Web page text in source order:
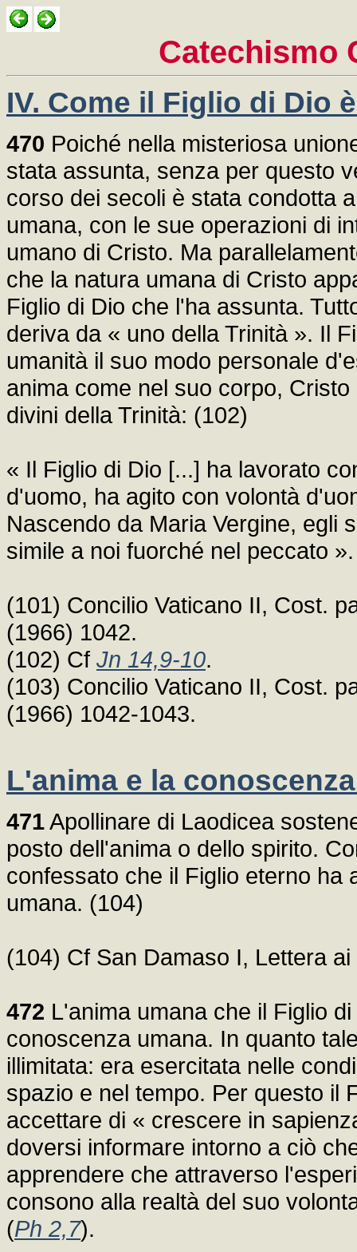
Catechismo
IV. Come il Figlio di Dio
470 Poiché nella misteriosa
stata assunta, senza per questo
corso dei secoli è stata condotta
umana, con le sue operazioni di
umano di Cristo. Ma
che la natura umana di Cristo
Figlio di Dio che l'ha assunta.
deriva da « uno della Trinità ». Il
umanità il suo modo personale
anima come nel suo corpo,
divini della Trinità: (102)
« Il Figlio di Dio [...] ha lavorato
d'uomo, ha agito con volontà
Nascendo da Maria Vergine, egli
simile a noi fuorché nel peccato
(101) Concilio Vaticano II, Cost.
(1966) 1042.
(102) Cf Jn 14,9-10.
(103) Concilio Vaticano II, Cost.
(1966) 1042-1043.
L'anima e la
471Apollinare di Laodicea
posto dell'anima o dello spirito.
confessato che il Figlio eterno ha
umana. (104)
(104) Cf San Damaso I, Lettera
472 L'anima umana che il Figlio
conoscenza umana. In quanto
illimitata: era esercitata nelle
spazio e nel tempo. Per questo il
accettare di « crescere in
doversi informare intorno a ciò
apprendere che attraverso
consono alla realtà del suo
(Ph 2,7).